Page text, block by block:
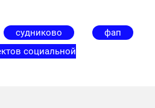
судниково
фап
социальной